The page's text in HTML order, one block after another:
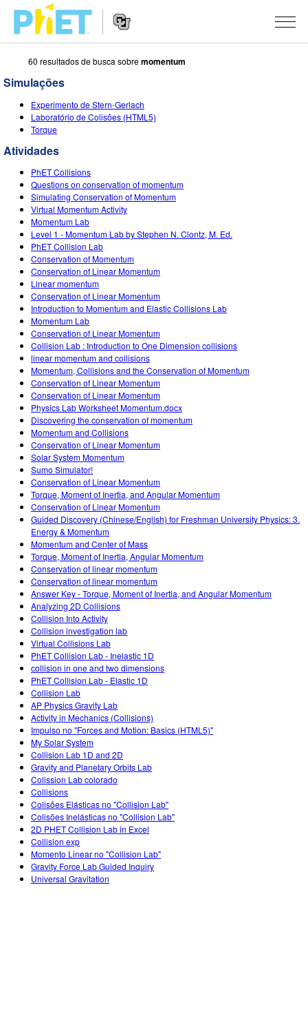
Busca
Portal
PhET
Portal
SIMULAÇÕES
Todas as Sims
Física
Matemática & Estatística
Química
Terra & Espaço
Biologia
Traduzir Sims
Customizable Sims
STUDIO
About Studio
Customizable Sims
Inicie seu Teste Grátis
Adquira uma Licença
ENSINO
Atividades
Envie sua Atividade
Orientações para Contribuição de Atividade
Oficinas Virtuais
Professional Learning with PhET
Teaching with PhET
PESQUISA
INICIATIVAS
Design Inclusivo
PhET Global
Fluência em Dados
DEIB na STEM Ed
SceneryStack OSE
Relatório de Impacto
ENTRE/REGISTRE-SE
ENTRE/REGISTRE-SE
60 resultados de busca sobremomentum
Simulações
Experimento de Stern-Gerlach
Laboratório de Colisões (HTML5)
Torque
Atividades
PhET Collisions
Questions on conservation of momentum
Simulating Conservation of Momentum
Virtual Momentum Activity
Momentum Lab
Level 1 - Momentum Lab by Stephen N. Clontz, M. Ed.
PhET Collision Lab
Conservation of Momentum
Conservation of Linear Momentum
Linear momentum
Conservation of Linear Momentum
Introduction to Momentum and Elastic Collisions Lab
Momentum Lab
Conservation of Linear Momentum
Collision Lab : Introduction to One Dimension collisions
linear momentum and collisions
Momentum, Collisions and the Conservation of Momentum
Conservation of Linear Momentum
Conservation of Linear Momentum
Physics Lab Worksheet Momentum.docx
Discovering the conservation of momentum
Momentum and Collisions
Conservation of Linear Momentum
Solar System Momentum
Sumo Simulator!
Conservation of Linear Momentum
Torque, Moment of Inertia, and Angular Momentum
Conservation of Linear Momentum
Guided Discovery (Chinese/English) for Freshman University Physics: 3.
Energy & Momentum
Momentum and Center of Mass
Torque, Moment of Inertia, Angular Momentum
Conservation of linear momentum
Conservation of linear momentum
Answer Key - Torque, Moment of Inertia, and Angular Momentum
Analyzing 2D Collisions
Collision Into Activity
Collision investigation lab
Virtual Collisions Lab
PhET Collision Lab - Inelastic 1D
collision in one and two dimensions
PhET Collision Lab - Elastic 1D
Collision Lab
AP Physics Gravity Lab
Activity in Mechanics (Collisions)
Impulso no "Forces and Motion: Basics (HTML5)"
My Solar System
Collision Lab 1D and 2D
Gravity and Planetary Orbits Lab
Colission Lab colorado
Collisions
Colisões Elásticas no "Collision Lab"
Colisões Inelásticas no "Collision Lab"
2D PHET Collision Lab in Excel
Collision exp
Momento Linear no "Collision Lab"
Gravity Force Lab Guided Inquiry
Universal Gravitation